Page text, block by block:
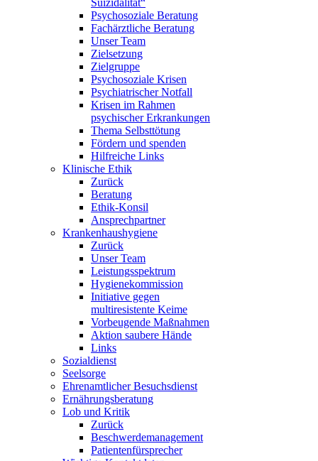
Suizidalität“
Psychosoziale Beratung
Fachärztliche Beratung
Unser Team
Zielsetzung
Zielgruppe
Psychosoziale Krisen
Psychiatrischer Notfall
Krisen im Rahmen
psychischer Erkrankungen
Thema Selbsttötung
Fördern und spenden
Hilfreiche Links
Klinische Ethik
Zurück
Beratung
Ethik-Konsil
Ansprechpartner
Krankenhaushygiene
Zurück
Unser Team
Leistungsspektrum
Hygienekommission
Initiative gegen
multiresistente Keime
Vorbeugende Maßnahmen
Aktion saubere Hände
Links
Sozialdienst
Seelsorge
Ehrenamtlicher Besuchsdienst
Ernährungsberatung
Lob und Kritik
Zurück
Beschwerdemanagement
Patientenfürsprecher